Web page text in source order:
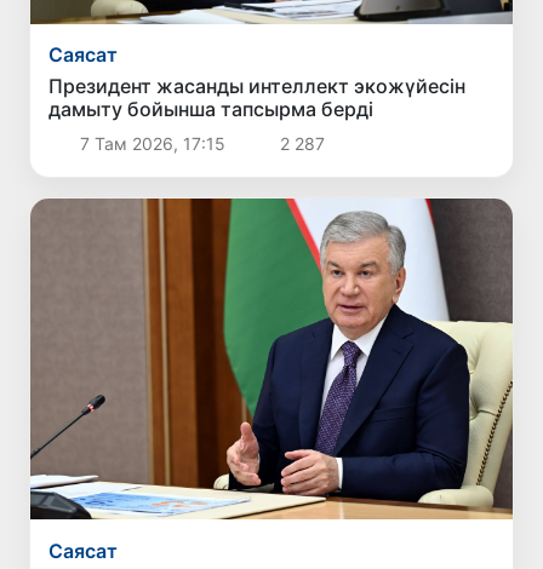
Саясат
Президент жасанды интеллект экожүйесін
дамыту бойынша тапсырма берді
7 Там 2026, 17:15 2 287
Саясат